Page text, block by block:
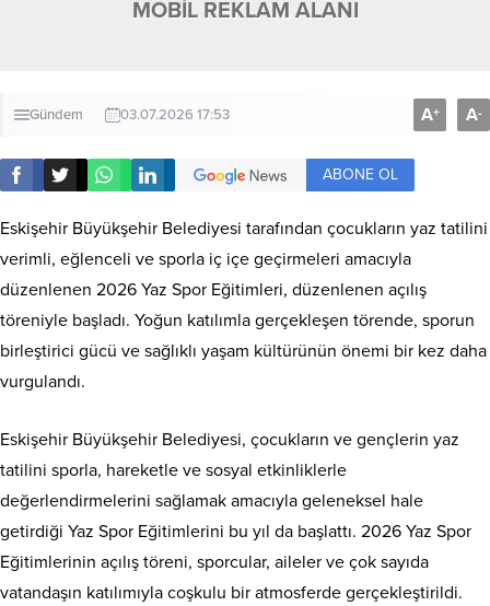
MOBİL REKLAM ALANI
Gündem 03.07.2026 17:53 A+ A-
ABONE OL
Eskişehir Büyükşehir Belediyesi tarafından çocukların yaz tatilini
verimli, eğlenceli ve sporla iç içe geçirmeleri amacıyla
düzenlenen 2026 Yaz Spor Eğitimleri, düzenlenen açılış
töreniyle başladı. Yoğun katılımla gerçekleşen törende, sporun
birleştirici gücü ve sağlıklı yaşam kültürünün önemi bir kez daha
vurgulandı.
Eskişehir Büyükşehir Belediyesi, çocukların ve gençlerin yaz
tatilini sporla, hareketle ve sosyal etkinliklerle
değerlendirmelerini sağlamak amacıyla geleneksel hale
getirdiği Yaz Spor Eğitimlerini bu yıl da başlattı. 2026 Yaz Spor
Eğitimlerinin açılış töreni, sporcular, aileler ve çok sayıda
vatandaşın katılımıyla coşkulu bir atmosferde gerçekleştirildi.